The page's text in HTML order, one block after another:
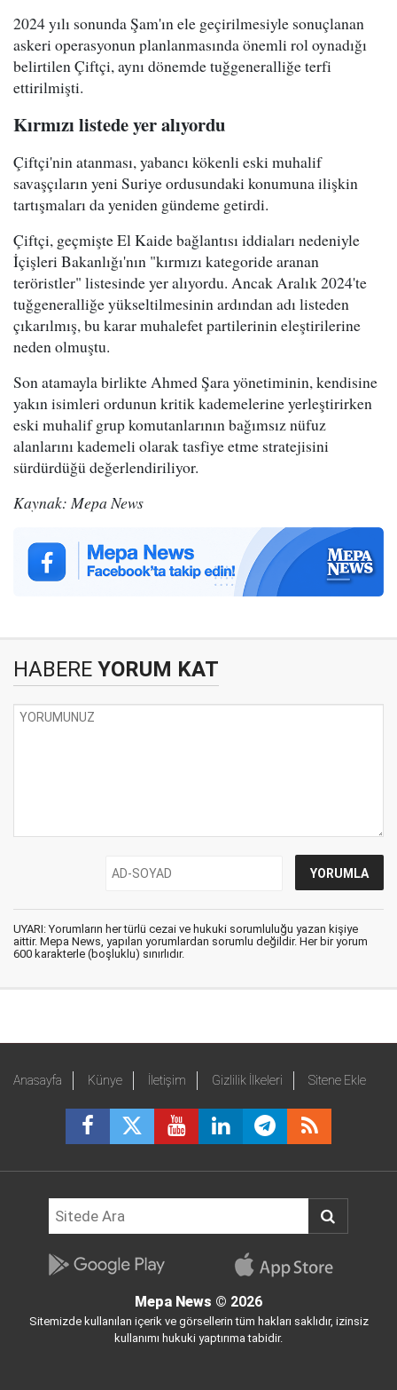
2024 yılı sonunda Şam'ın ele geçirilmesiyle sonuçlanan
askeri operasyonun planlanmasında önemli rol oynadığı
belirtilen Çiftçi, aynı dönemde tuğgeneralliğe terfi
ettirilmişti.
Kırmızı listede yer alıyordu
Çiftçi'nin atanması, yabancı kökenli eski muhalif
savaşçıların yeni Suriye ordusundaki konumuna ilişkin
tartışmaları da yeniden gündeme getirdi.
Çiftçi, geçmişte El Kaide bağlantısı iddiaları nedeniyle
İçişleri Bakanlığı'nın "kırmızı kategoride aranan
teröristler" listesinde yer alıyordu. Ancak Aralık 2024'te
tuğgeneralliğe yükseltilmesinin ardından adı listeden
çıkarılmış, bu karar muhalefet partilerinin eleştirilerine
neden olmuştu.
Son atamayla birlikte Ahmed Şara yönetiminin, kendisine
yakın isimleri ordunun kritik kademelerine yerleştirirken
eski muhalif grup komutanlarının bağımsız nüfuz
alanlarını kademeli olarak tasfiye etme stratejisini
sürdürdüğü değerlendiriliyor.
Kaynak: Mepa News
HABERE YORUM KAT
UYARI: Yorumların her türlü cezai ve hukuki sorumluluğu yazan kişiye
aittir. Mepa News, yapılan yorumlardan sorumlu değildir. Her bir yorum
600 karakterle (boşluklu) sınırlıdır.
Anasayfa Künye İletişim Gizlilik İlkeleri Sitene Ekle
Mepa News © 2026
Sitemizde kullanılan içerik ve görsellerin tüm hakları saklıdır, izinsiz
kullanımı hukuki yaptırıma tabidir.